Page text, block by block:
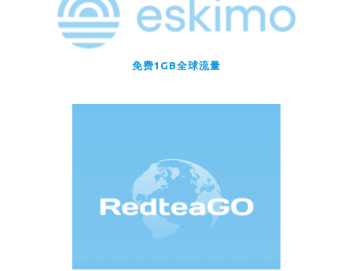
免费1GB全球流量